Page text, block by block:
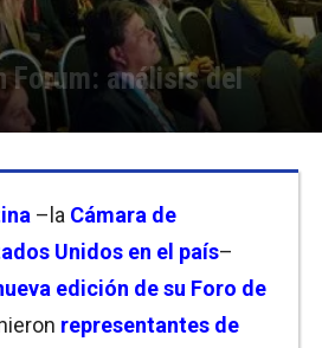
Forum: análisis del
–la Cámara de
Unidos en el país–
edición de su Foro de
representantes de